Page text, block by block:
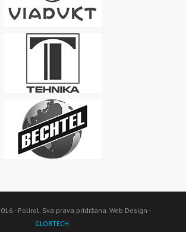
- Polirol. Sva prava pridržana. Web Design -
GLOBTECH.